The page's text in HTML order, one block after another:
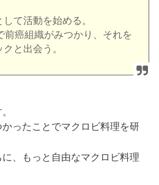
て活動を始める。
癌組織がみつかり、 それを
と出会う。
ったことでマクロビ料理を研
、もっと自由なマクロビ料理